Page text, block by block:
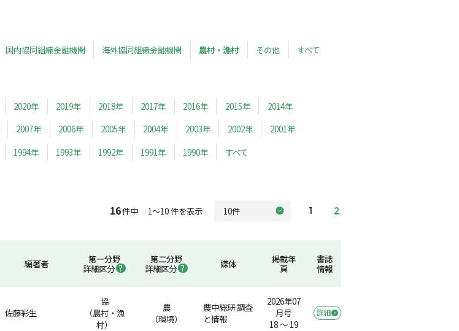
国内協同組織金融機関 海外協同組織金融機関 農村・漁村 その他 すべて
2020年 2019年 2018年 2017年 2016年 2015年
2014年
2007年 2006年 2005年 2004年 2003年 2002年
2001年
1994年 1993年 1992年 1991年 1990年 すべて
16件中 1～10 件を表示 1 2
編著者
第一分野
詳細区分
第二分野
詳細区分
媒体
掲載年
頁
書誌
情報
佐藤彩生
協
（農村・漁
村）
農
（環境）
農中総研 調査
と情報
2026年07
月号
18 ～ 19
詳細